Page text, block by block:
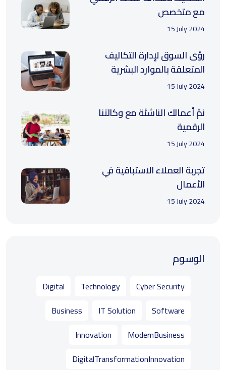
مع متخصص
15 July 2024
رؤى السوق لإدارة التكاليف
المتعلقة بالموارد البشرية
15 July 2024
نمِّ أعمالك الناشئة مع وكالتنا
الرقمية
15 July 2024
تجربة العملاء الاستباقية في
الأعمال
15 July 2024
الوسوم
Digital Technology
Cyber Security
Business
IT Solution
Software
Innovation
ModernBusiness
DigitalTransformationInnovation